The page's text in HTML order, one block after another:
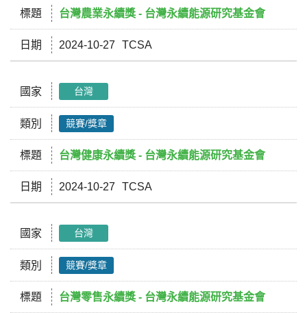
標題 台灣農業永續獎 - 台灣永續能源研究基金會
日期 2024-10-27 TCSA
國家 台灣
類別 競賽/獎章
標題 台灣健康永續獎 - 台灣永續能源研究基金會
日期 2024-10-27 TCSA
國家 台灣
類別 競賽/獎章
標題 台灣零售永續獎 - 台灣永續能源研究基金會